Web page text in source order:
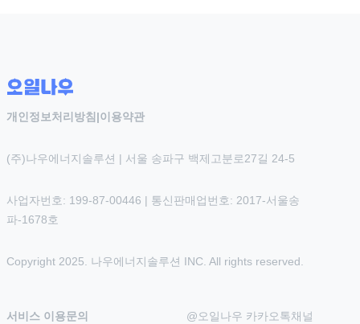
개인정보처리방침 |이용약관
(주)나우에너지솔루션 | 서울 송파구 백제고분로27길 24-5
사업자번호: 199-87-00446 | 통신판매업번호: 2017-서울송
파-1678호
Copyright 2025. 나우에너지솔루션 INC. All rights reserved.
서비스 이용문의
@오일나우 카카오톡채널